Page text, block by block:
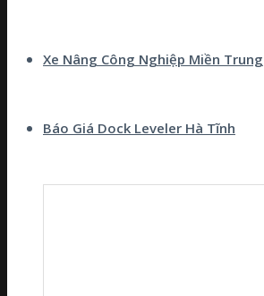
Xe Nâng Công Nghiệp Miền Trung
Báo Giá Dock Leveler Hà Tĩnh